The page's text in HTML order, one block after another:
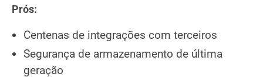
Prós:
Centenas de integrações com terceiros
Segurança de armazenamento de última
geração